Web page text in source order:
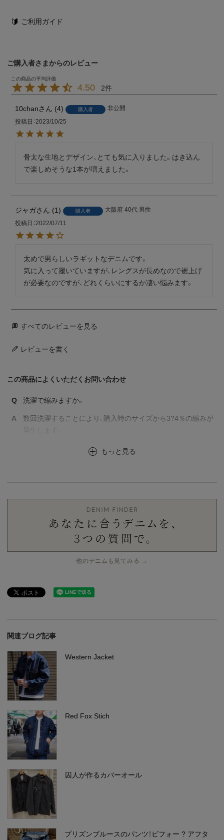
ご利用ガイド
ご購入者さまからのレビュー
4.50 2
10chan 4 購入者
非公開
投稿日 2023/10/25
骨太な生地とデザイン、とても気に入りました。はき込ん
で楽しめそうな1本が増えました。
ジャガ 1 購入者 大阪府 40代 男性
投稿日 2022/07/11
太めで男らしいラギットなデニムです。
気に入って履いていますが、レングスが長めなので裾上げ
が必要なのですが、どれくらいにするか凄い悩みます。
すべてのレビューを見る
レビューを書く
この商品によくいただくお問い合わせ
Q 洗濯で縮みますか。
A
数回洗濯することにより、購入時のサイズから3?4％の縮みが
発生します。
もっと見る
他のデニムも見てみる →
関連ブログ記事
Western Jacket
Red Fox Stich
囚人が作るカバーオール
プリズンブルースのパンツ！ビフォー ? アフタ